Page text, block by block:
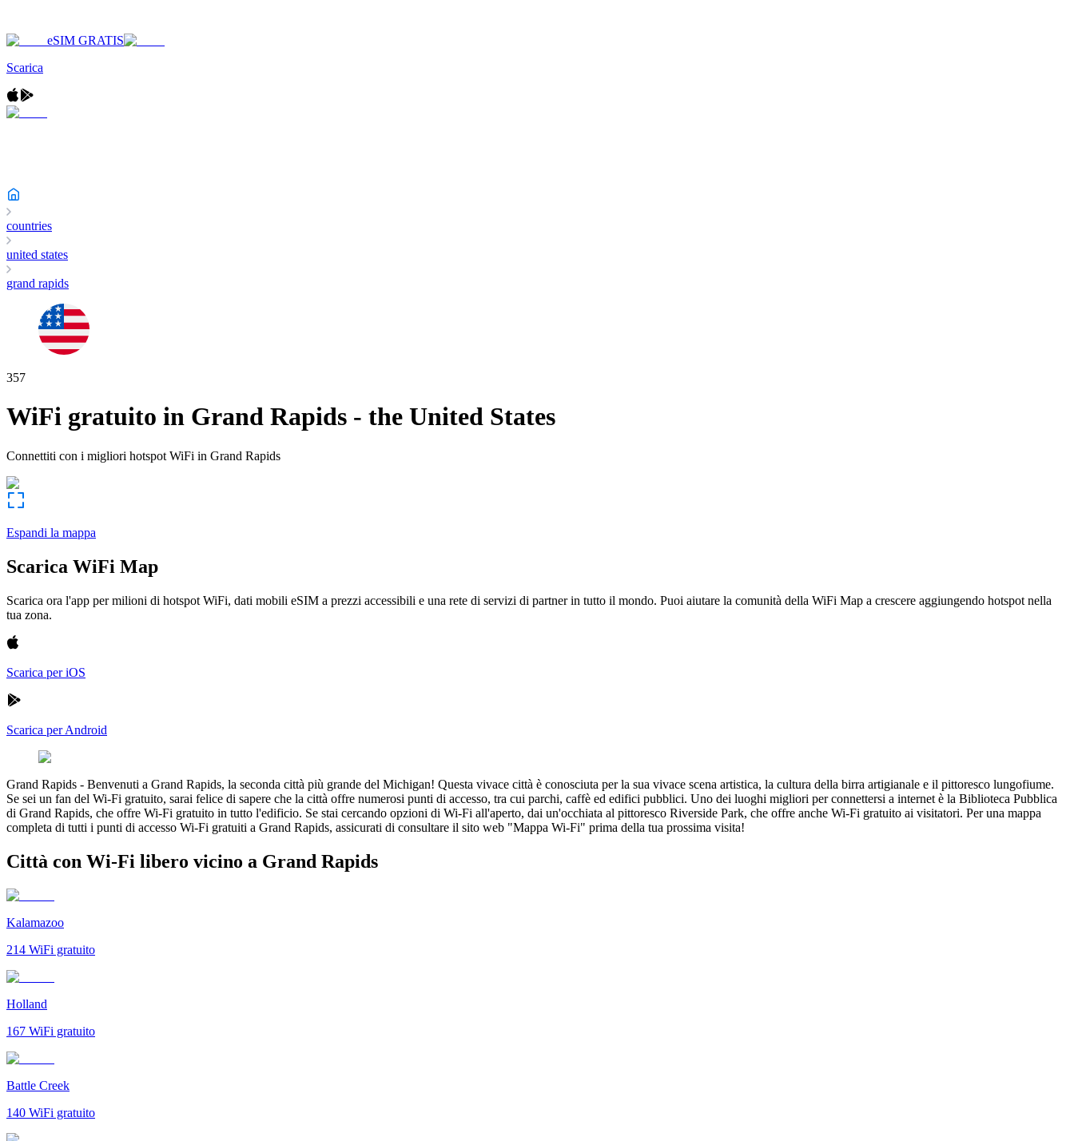
eSIM GRATIS
Scarica
countries
united states
grand rapids
357
WiFi gratuito in Grand Rapids - the United States
Connettiti con i migliori hotspot WiFi in Grand Rapids
Espandi la mappa
Scarica WiFi Map
Scarica ora l'app per milioni di hotspot WiFi, dati mobili eSIM a prezzi accessibili e una rete di servizi di partner in tutto il mondo. Puoi aiutare la comunità della WiFi Map a crescere aggiungendo hotspot nella
tua zona.
Scarica per iOS
Scarica per Android
Grand Rapids - Benvenuti a Grand Rapids, la seconda città più grande del Michigan! Questa vivace città è conosciuta per la sua vivace scena artistica, la cultura della birra artigianale e il pittoresco lungofiume.
Se sei un fan del Wi-Fi gratuito, sarai felice di sapere che la città offre numerosi punti di accesso, tra cui parchi, caffè ed edifici pubblici. Uno dei luoghi migliori per connettersi a internet è la Biblioteca Pubblica
di Grand Rapids, che offre Wi-Fi gratuito in tutto l'edificio. Se stai cercando opzioni di Wi-Fi all'aperto, dai un'occhiata al pittoresco Riverside Park, che offre anche Wi-Fi gratuito ai visitatori. Per una mappa
completa di tutti i punti di accesso Wi-Fi gratuiti a Grand Rapids, assicurati di consultare il sito web "Mappa Wi-Fi" prima della tua prossima visita!
Città con Wi-Fi libero vicino a Grand Rapids
Kalamazoo
214 WiFi gratuito
Holland
167 WiFi gratuito
Battle Creek
140 WiFi gratuito